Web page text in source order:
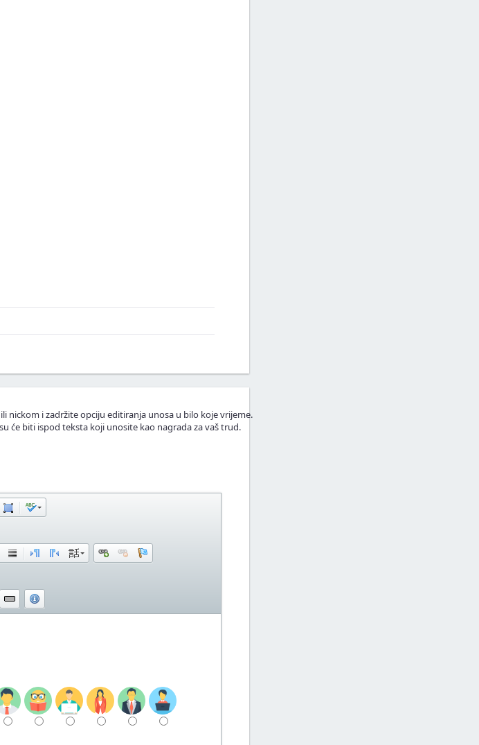
nickom i zadržite opciju editiranja unosa u bilo koje vrijeme.
će biti ispod teksta koji unosite kao nagrada za vaš trud.